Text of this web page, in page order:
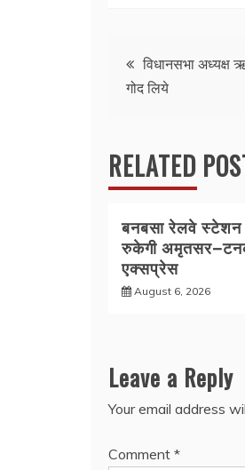
b
o
k
Post
navigation
विधानसभा अध्यक्ष
गोद लिये
RELATED
बनबसा रेलवे
रुकेगी
एक्सप्रेस
August 6, 2026
Leave a Reply
Your email address
Comment *